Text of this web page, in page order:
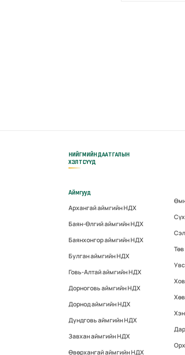
НИЙГМИЙН ДААТГАЛЫН
ХЭЛТСҮҮД
Аймгууд
Архангай аймгийн НДХ
Баян-Өлгий аймгийн НДХ
Баянхонгор аймгийн НДХ
Булган аймгийн НДХ
Говь-Алтай аймгийн НДХ
Дорноговь аймгийн НДХ
Дорнод аймгийн НДХ
Дундговь аймгийн НДХ
Завхан аймгийн НДХ
Өвөрхангай аймгийн НДХ